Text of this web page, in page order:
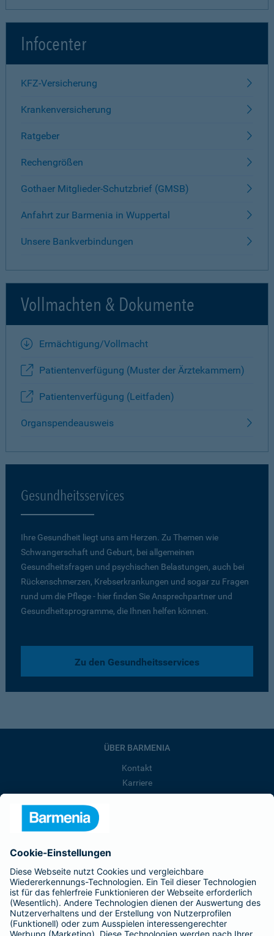
Infocenter
KFZ-Versicherung
Krankenversicherung
Ratgeber
Rechengrößen
Gothaer Mitglieder-Schutzbrief (GMSB)
Anfahrt zur Barmenia in Wuppertal
Unsere Bankverbindungen
Vollmachten & Dokumente
Ermächtigung/Vollmacht
Patientenverfügung (Muster der Ärztekammern)
Patientenverfügung (Leitfaden)
Organspendeausweis
Gesundheitsservices
Ihre Gesundheit liegt uns am Herzen. Zu Themen wie
Schwangerschaft und Geburt, bei allgemeinen
Gesundheitsfragen und psychischen Belastungen, auch bei
Rückenschmerzen, Krebserkrankungen und sogar zu Fragen
rund um die Pflege - hier finden Sie Ansprechpartner und
Gesundheitsprogramme, die Ihnen helfen können.
Zu den Gesundheitsservices
ÜBER BARMENIA
Kontakt
Karriere
Barmenia ist Teil der BarmeniaGothaer
BELIEBTE SEITEN
Kranken-Zusatzversicherung
Tierversicherungen
Haftpflichtversicherung